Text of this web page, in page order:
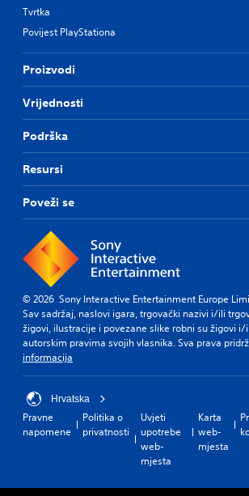
Tvrtka
Povijest PlayStationa
Proizvodi
Vrijednosti
Podrška
Resursi
Poveži se
© 2026 Sony Interactive Entertainment Europe
Sav sadržaj, naslovi igara, trgovački nazivi i/ili
žigovi, ilustracije i povezane slike robni su žigovi
autorskim pravima svojih vlasnika. Sva prava
informacija
Hrvatska
Pravne
napomene
Politika o
privatnosti
Uvjeti
upotrebe
web-
mjesta
Karta
web-
mjesta